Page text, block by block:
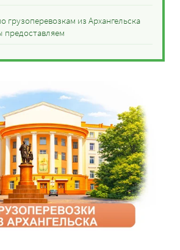
грузоперевозкам из Архангельска
предоставляем